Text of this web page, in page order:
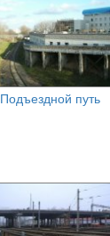
Подъездной путь